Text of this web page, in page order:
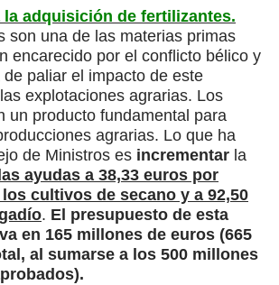
la adquisición de fertilizantes.
son una de las materias primas
encarecido por el conflicto bélico y
de paliar el impacto de este
explotaciones agrarias. Los
un producto fundamental para
agrarias. Lo que ha
de Ministros es incrementar la
las ayudas a 38,33 euros por
los cultivos de secano y a 92,50
. El presupuesto de esta
en 165 millones de euros (665
al sumarse a los 500 millones